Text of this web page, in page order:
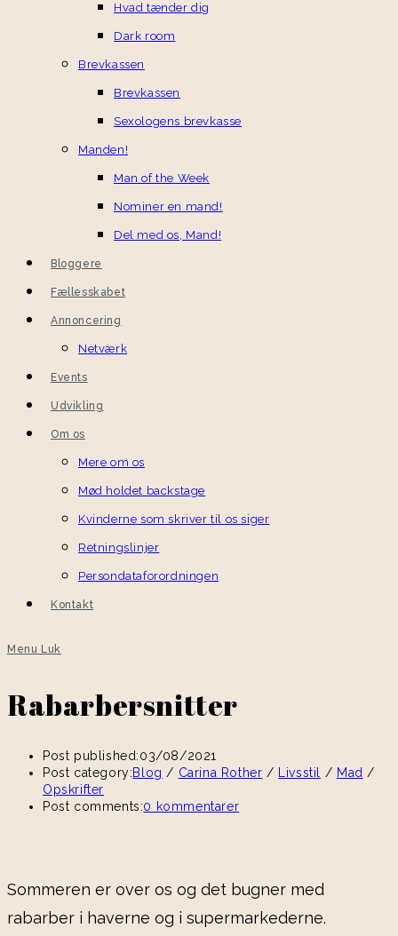
Hvad tænder dig
Dark room
Brevkassen
Brevkassen
Sexologens brevkasse
Manden!
Man of the Week
Nominer en mand!
Del med os, Mand!
Bloggere
Fællesskabet
Annoncering
Netværk
Events
Udvikling
Om os
Mere om os
Mød holdet backstage
Kvinderne som skriver til os siger
Retningslinjer
Persondataforordningen
Kontakt
Menu Luk
Rabarbersnitter
Post published:03/08/2021
Post category:Blog / Carina Rother / Livsstil / Mad /
Opskrifter
Post comments:0 kommentarer
Sommeren er over os og det bugner med
rabarber i haverne og i supermarkederne.